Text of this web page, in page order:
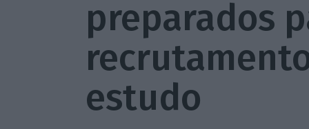
preparados
estudo